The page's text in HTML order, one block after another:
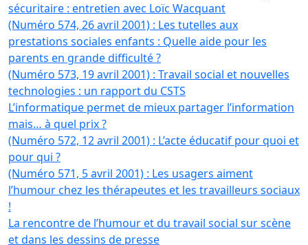
sécuritaire : entretien avec Loïc Wacquant
(Numéro 574, 26 avril 2001) : Les tutelles aux
prestations sociales enfants : Quelle aide pour les
parents en grande difficulté ?
(Numéro 573, 19 avril 2001) : Travail social et nouvelles
technologies : un rapport du CSTS
L’informatique permet de mieux partager l’information
mais… à quel prix ?
(Numéro 572, 12 avril 2001) : L’acte éducatif pour quoi et
pour qui ?
(Numéro 571, 5 avril 2001) : Les usagers aiment
l’humour chez les thérapeutes et les travailleurs sociaux
!
La rencontre de l’humour et du travail social sur scène
et dans les dessins de presse